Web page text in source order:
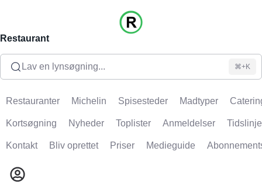
Restaurant
Lav en lynsøgning... ⌘+K
Restauranter Michelin Spisesteder Madtyper
Kortsøgning Nyheder Toplister Anmeldelser Tidslinje
Kontakt Bliv oprettet Priser Medieguide